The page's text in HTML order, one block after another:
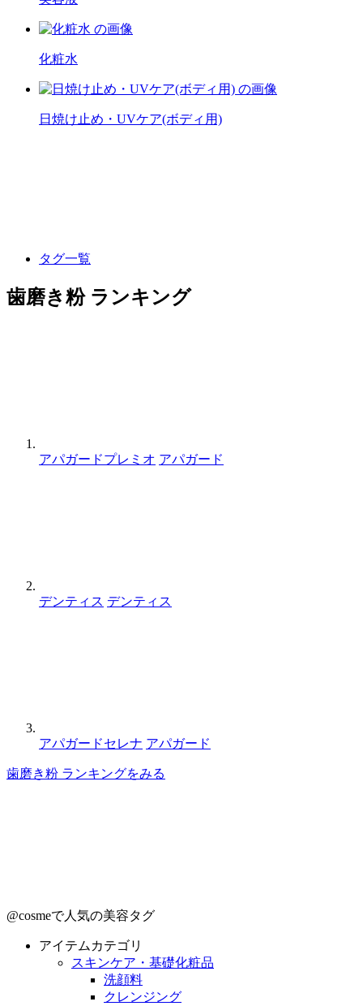
化粧水
日焼け止め・UVケア(ボディ用)
タグ一覧
歯磨き粉 ランキング
アパガードプレミオ アパガード
デンティス デンティス
アパガードセレナ アパガード
歯磨き粉 ランキングをみる
@cosmeで人気の美容タグ
アイテムカテゴリ
スキンケア・基礎化粧品
洗顔料
クレンジング